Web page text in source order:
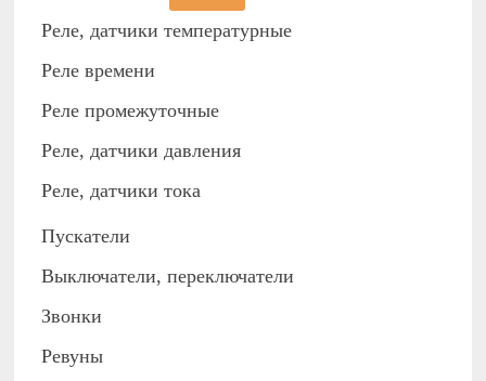
Реле, датчики температурные
Реле времени
Реле промежуточные
Реле, датчики давления
Реле, датчики тока
Пускатели
Выключатели, переключатели
Звонки
Ревуны